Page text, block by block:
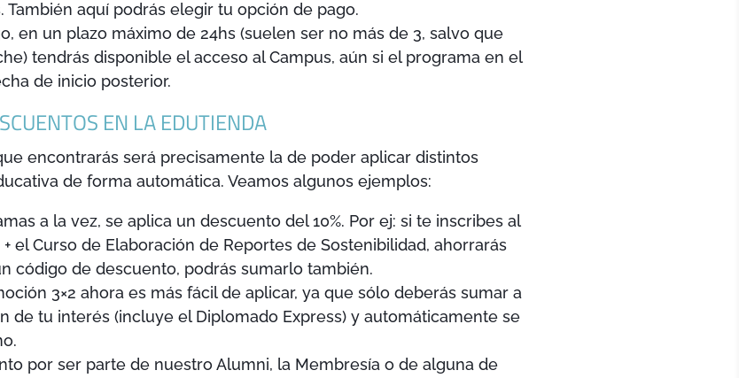
aquí podrás elegir tu opción de pago.
en un plazo máximo de 24hs (suelen ser no más de 3, salvo que
tendrás disponible el acceso al Campus, aún si el programa en el
de inicio posterior.
EN LA EDUTIENDA
encontrarás será precisamente la de poder aplicar distintos
de forma automática. Veamos algunos ejemplos:
a la vez, se aplica un descuento del 10%. Por ej: si te inscribes al
el Curso de Elaboración de Reportes de Sostenibilidad, ahorrarás
código de descuento, podrás sumarlo también.
3×2 ahora es más fácil de aplicar, ya que sólo deberás sumar a
de tu interés (incluye el Diplomado Express) y automáticamente se
por ser parte de nuestro Alumni, la Membresía o de alguna de